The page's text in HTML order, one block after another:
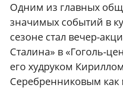
Одним из главных
значимых событий в
сезоне стал вечер-
Сталина» в «Гоголь-
его худруком Кириллом
Серебренниковым